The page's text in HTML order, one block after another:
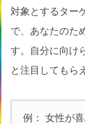
対象とするター
で、あなたのた
す。自分に向け
と注目してもら
例： 女性が